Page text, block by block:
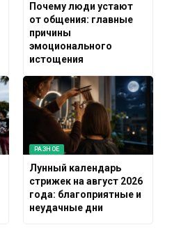
Почему люди устают
от общения: главные
причины
эмоционального
истощения
РАЗНОЕ
Лунный календарь
стрижек на август 2026
года: благоприятные и
неудачные дни